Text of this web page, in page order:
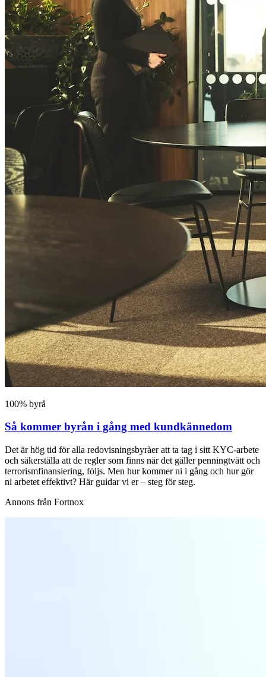
100% byrå
Så kommer byrån i gång med kundkännedom
Det är hög tid för alla redovisningsbyråer att ta tag i sitt KYC-arbete
och säkerställa att de regler som finns när det gäller penningtvätt och
terrorismfinansiering, följs. Men hur kommer ni i gång och hur gör
ni arbetet effektivt? Här guidar vi er – steg för steg.
Annons från Fortnox